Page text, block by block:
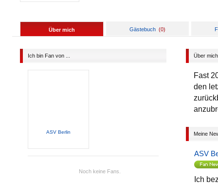
Über mich Gästebuch (0)
Ich bin Fan von ...
ASV Berlin
Noch keine Fans.
Über mich
Fast
den
Meine
ASV
Ich